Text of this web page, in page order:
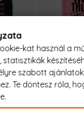
5990 Ft-
tól
Makacs Mudi
kat használ a
szabott ajánlatok
Te döntesz róla,